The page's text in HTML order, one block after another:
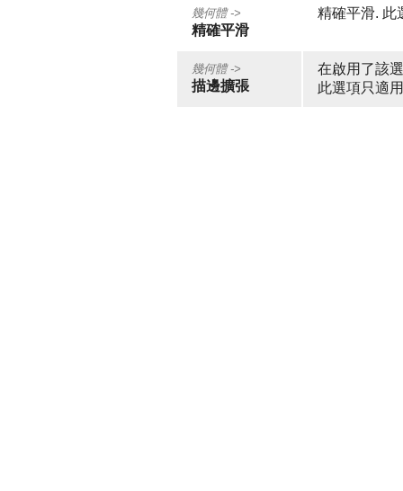
幾何體 ->
精確平滑
精確平滑. 此
幾何體 ->
描邊擴張
在啟用了該
此選項只適